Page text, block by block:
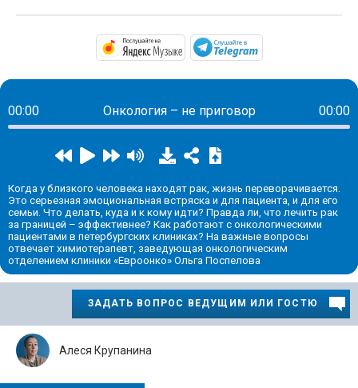
https://music.yandex.ru/
00:00 Онкология – не приговор 00:00
Когда у близкого человека находят рак, жизнь переворачивается.
Это серьезная эмоциональная встряска и для пациента, и для его
семьи. Что делать, куда и к кому идти? Правда ли, что лечить рак
за границей – эффективнее? Как работают с онкологическими
пациентами в петербургских клиниках? На важные вопросы
отвечает химиотерапевт, заведующая онкологическим
отделением клиники «Евроонко» Ольга Поспелова
ЗАДАТЬ ВОПРОС ВЕДУЩИМ ИЛИ ГОСТЮ
Алеся Крупанина